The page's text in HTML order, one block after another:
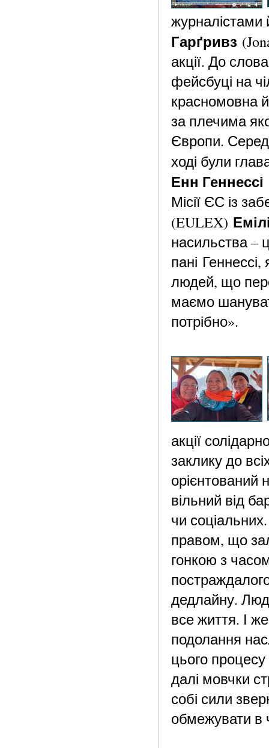
журналістами
Гарґривз
акції. До
фейсбуці на
красномовна
за плечима
Європи. Серед
ході були
Енн Геннессі
Місії ЄС із
(EULEX)
насильства –
пані
людей, що
маємо
потрібно».
акції
заклику до
орієнтований
вільний від
чи
правом, що
гонкою з
дедлайну.
все життя. І
подолання
цього процесу
далі мовчки
собі сили
обмежувати в